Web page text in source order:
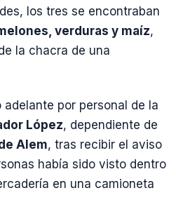
los tres se encontraban
verduras y maíz,
la chacra de una
por personal de la
López, dependiente de
Alem, tras recibir el aviso
había sido visto dentro
en una camioneta